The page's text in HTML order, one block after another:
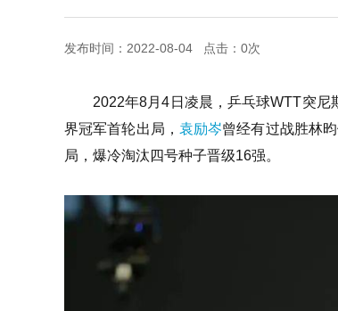
发布时间：2022-08-04 点击： 0次
2022年8月4日凌晨，乒乓球WTT突尼
界冠军首轮出局， 袁励岑曾经有过战胜林
局，爆冷淘汰四号种子晋级16强。